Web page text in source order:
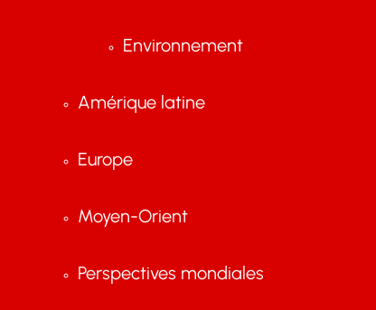
Environnement
Amérique latine
Europe
Moyen-Orient
Perspectives mondiales